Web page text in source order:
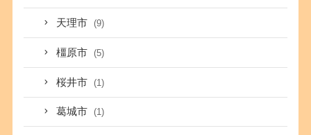
天理市 (9)
橿原市 (5)
桜井市 (1)
葛城市 (1)